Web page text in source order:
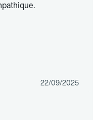
22/09/2025